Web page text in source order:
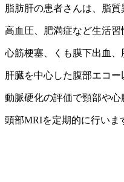
脂肪肝の患者さんは、脂質
高血圧、肥満症など生活習
心筋梗塞、くも膜下出血、
肝臓を中心した腹部エコー
動脈硬化の評価で頸部や心
頭部MRIを定期的に行いま